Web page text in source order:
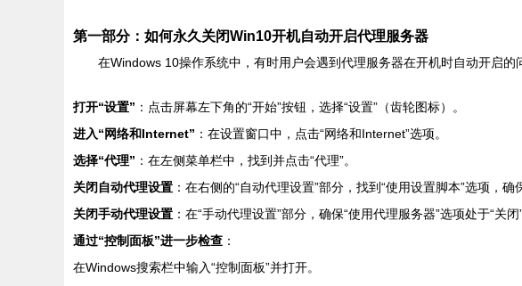
第一部分：如何永久关闭Win10开机自动开启代理服务器
在Windows 10操作系统中，有时用户会遇到代理服务器在开机时自动开启
打开“设置” ：点击屏幕左下角的“开始”按钮，选择“设置”（齿轮图标）。
进入“网络和Internet” ：在设置窗口中，点击“网络和Internet”选项。
选择“代理” ：在左侧菜单栏中，找到并点击“代理”。
关闭自动代理设置 ：在右侧的“自动代理设置”部分，找到“使用设置脚本”选项，确
关闭手动代理设置 ：在“手动代理设置”部分，确保“使用代理服务器”选项处于“关闭
通过“控制面板”进一步检查 ：
在Windows搜索栏中输入“控制面板”并打开。